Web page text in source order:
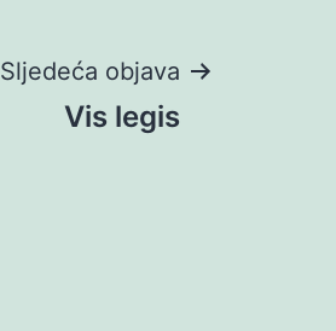
Sljedeća objava
Vis legis